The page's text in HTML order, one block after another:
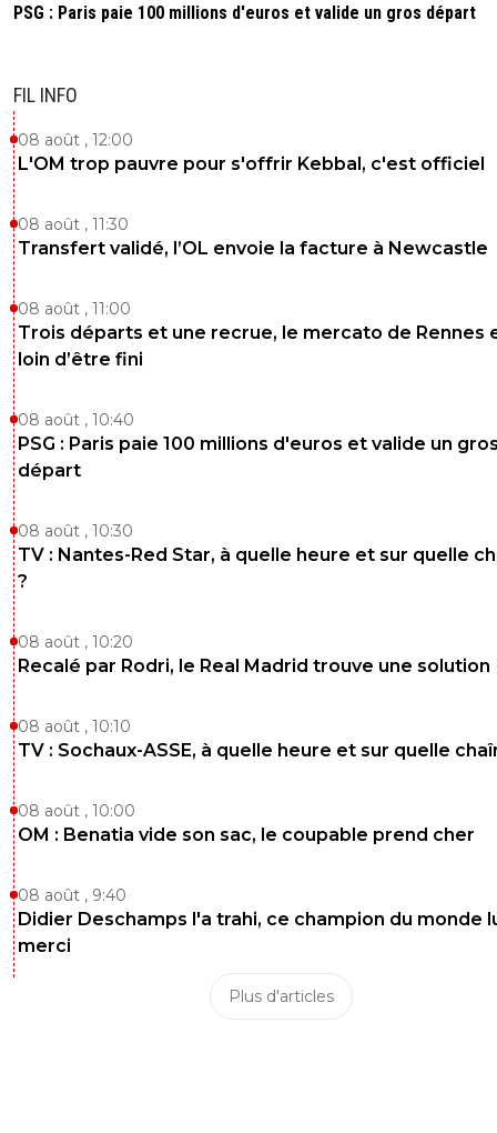
PSG : Paris paie 100 millions d'euros et valide un gros départ
FIL INFO
08 août , 12:00
L'OM trop pauvre pour s'offrir Kebbal, c'est officiel
08 août , 11:30
Transfert validé, l’OL envoie la facture à Newcastle
08 août , 11:00
Trois départs et une recrue, le mercato de Rennes
loin d’être fini
08 août , 10:40
PSG : Paris paie 100 millions d'euros et valide un
départ
08 août , 10:30
TV : Nantes-Red Star, à quelle heure et sur quelle
?
08 août , 10:20
Recalé par Rodri, le Real Madrid trouve une solution
08 août , 10:10
TV : Sochaux-ASSE, à quelle heure et sur quelle
08 août , 10:00
OM : Benatia vide son sac, le coupable prend cher
08 août , 9:40
Didier Deschamps l'a trahi, ce champion du monde
merci
Plus d'articles